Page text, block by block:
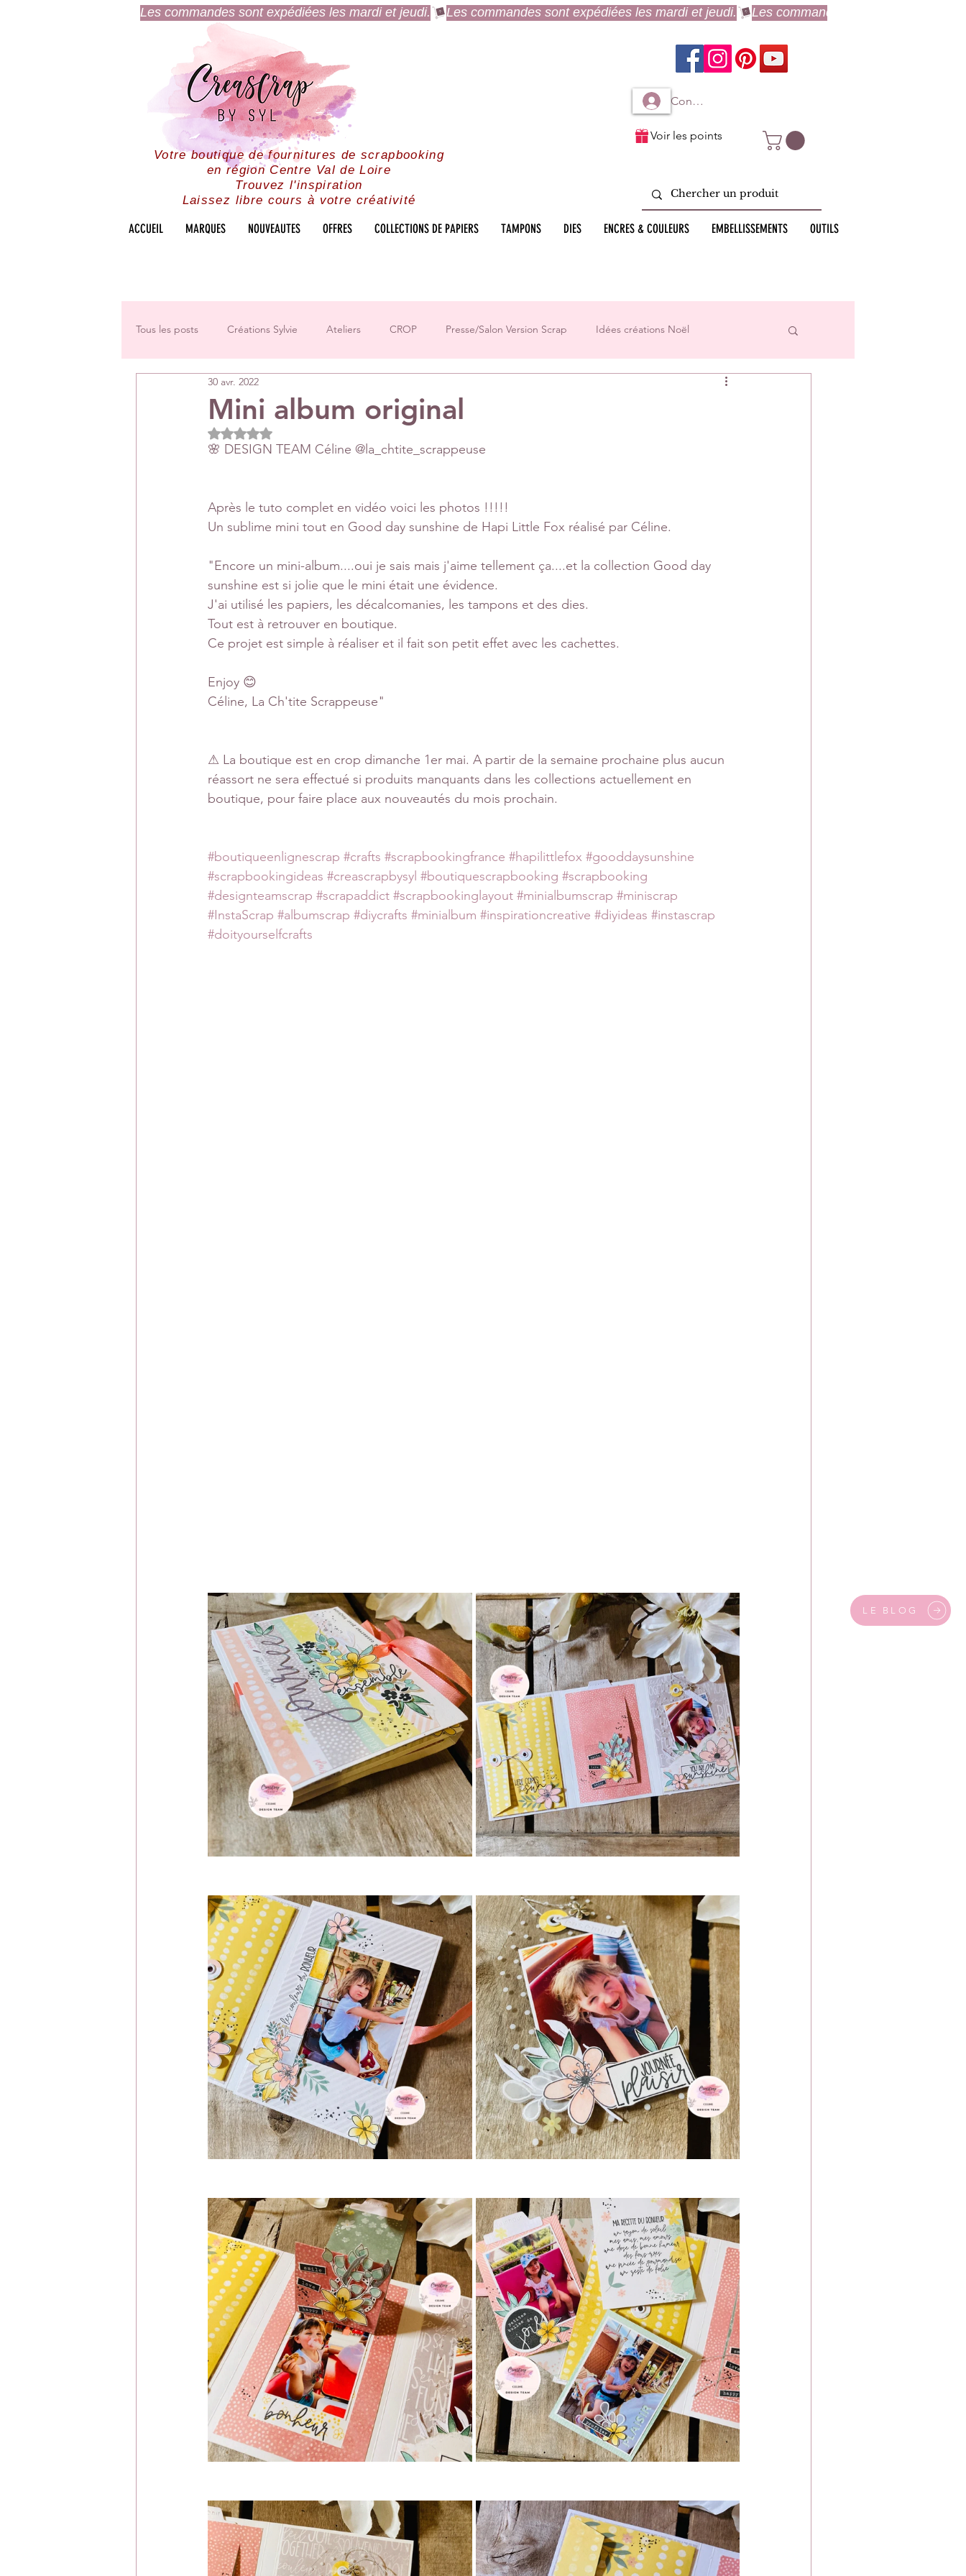
Les commandes sont expédiées les mardi et jeudi.
Votre boutique de fournitures de scrapbooking
en région Centre Val de Loire
Trouvez l'inspiration
Laissez libre cours à votre créativité
Connexion à mon compte
Voir les points
ACCUEIL MARQUES NOUVEAUTES OFFRES COLLECTIONS DE PAPIERS TAMPONS DIES ENCRES & COULEURS EMBELLISSEMENTS OUTILS
LE BLOG
Tous les posts Créations Sylvie Ateliers CROP Presse/Salon Version Scrap Idées créations Noël
Challenges groupe
Créations Les Papiers de Pandore Créations Mes P’tits Ciseaux
DT Véronique DT Céline DT Tiffany DT Rose DT Aurore
Rétrospectives de l’année écoulée Invitées surprise pages
Mini album original
30 avr. 2022
Noté NaN étoiles sur 5.
🌸 DESIGN TEAM Céline @la_chtite_scrappeuse
Après le tuto complet en vidéo voici les photos !!!!!
Un sublime mini tout en Good day sunshine de Hapi Little Fox réalisé par Céline.
"Encore un mini-album....oui je sais mais j'aime tellement ça....et la collection Good day
sunshine est si jolie que le mini était une évidence.
J'ai utilisé les papiers, les décalcomanies, les tampons et des dies.
Tout est à retrouver en boutique.
Ce projet est simple à réaliser et il fait son petit effet avec les cachettes.
Enjoy 😊
Céline, La Ch'tite Scrappeuse"
⚠ La boutique est en crop dimanche 1er mai. A partir de la semaine prochaine plus aucun
réassort ne sera effectué si produits manquants dans les collections actuellement en
boutique, pour faire place aux nouveautés du mois prochain.
#boutiqueenlignescrap #crafts #scrapbookingfrance #hapilittlefox #gooddaysunshine
#scrapbookingideas #creascrapbysyl #boutiquescrapbooking #scrapbooking
#designteamscrap #scrapaddict #scrapbookinglayout #minialbumscrap #miniscrap
#InstaScrap #albumscrap #diycrafts #minialbum #inspirationcreative #diyideas #instascrap
#doityourselfcrafts